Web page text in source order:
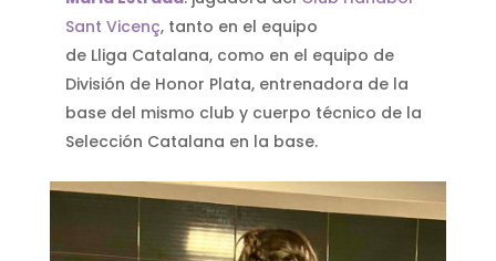
Sant Vicenç, tanto en el equipo
de Lliga Catalana, como en el equipo de
División de Honor Plata, entrenadora de la
base del mismo club y cuerpo técnico de la
Selección Catalana en la base.